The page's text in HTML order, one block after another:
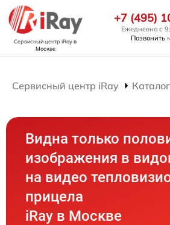
Сервисный центр iRayв
Москве
+7 (495)
Ежедневно с
Позвонить
Сервисный центр iRay
Видна только
изображения в
на видео
прицела
iRay в Москве